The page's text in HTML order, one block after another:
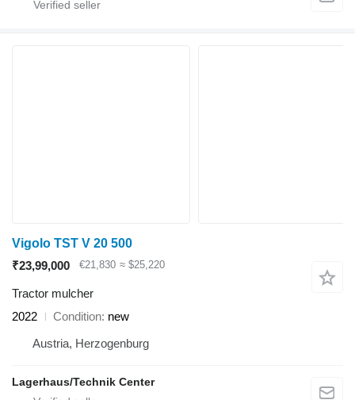
Vigolo TST V 20 500
₹23,99,000
€21,830 ≈ $25,220
Tractor mulcher
2022
Condition new
Austria, Herzogenburg
Lagerhaus/Technik Center